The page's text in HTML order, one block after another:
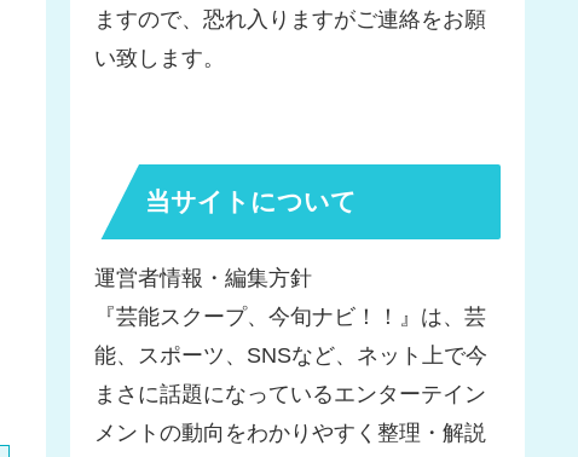
ますので、恐れ入りますがご連絡をお願
い致します。
当サイトについて
運営者情報・編集方針
『芸能スクープ、今旬ナビ！！』は、芸
能、スポーツ、SNSなど、ネット上で今
まさに話題になっているエンターテイン
メントの動向をわかりやすく整理・解説